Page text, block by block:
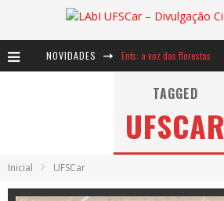
NOVIDADES Ents: a voz das florestas
Notáveis: Bertha Lutz
TAGGED
UFSCAR
Inicial UFSCar